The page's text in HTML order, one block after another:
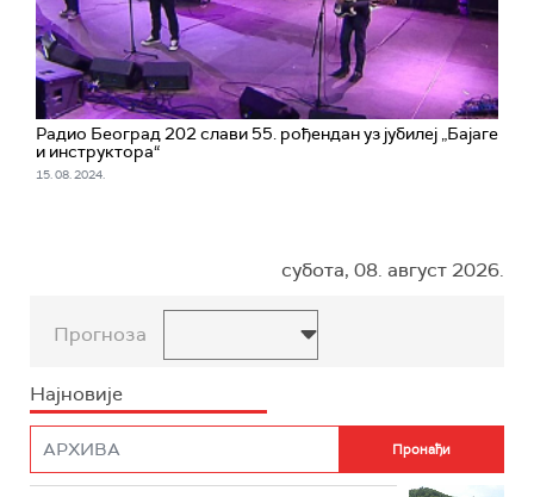
Радио Београд 202 слави 55. рођендан уз јубилеј „Бајаге
и инструктора“
15. 08. 2024.
субота, 08. август 2026.
Прогноза
Најновије